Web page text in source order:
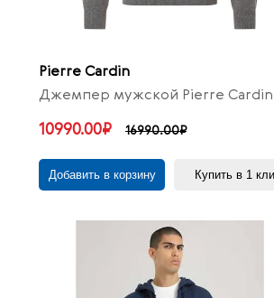
Pierre Cardin
Джемпер мужской Pierre Cardin
10990.00₽ 16990.00₽
Добавить в корзину Купить в 1